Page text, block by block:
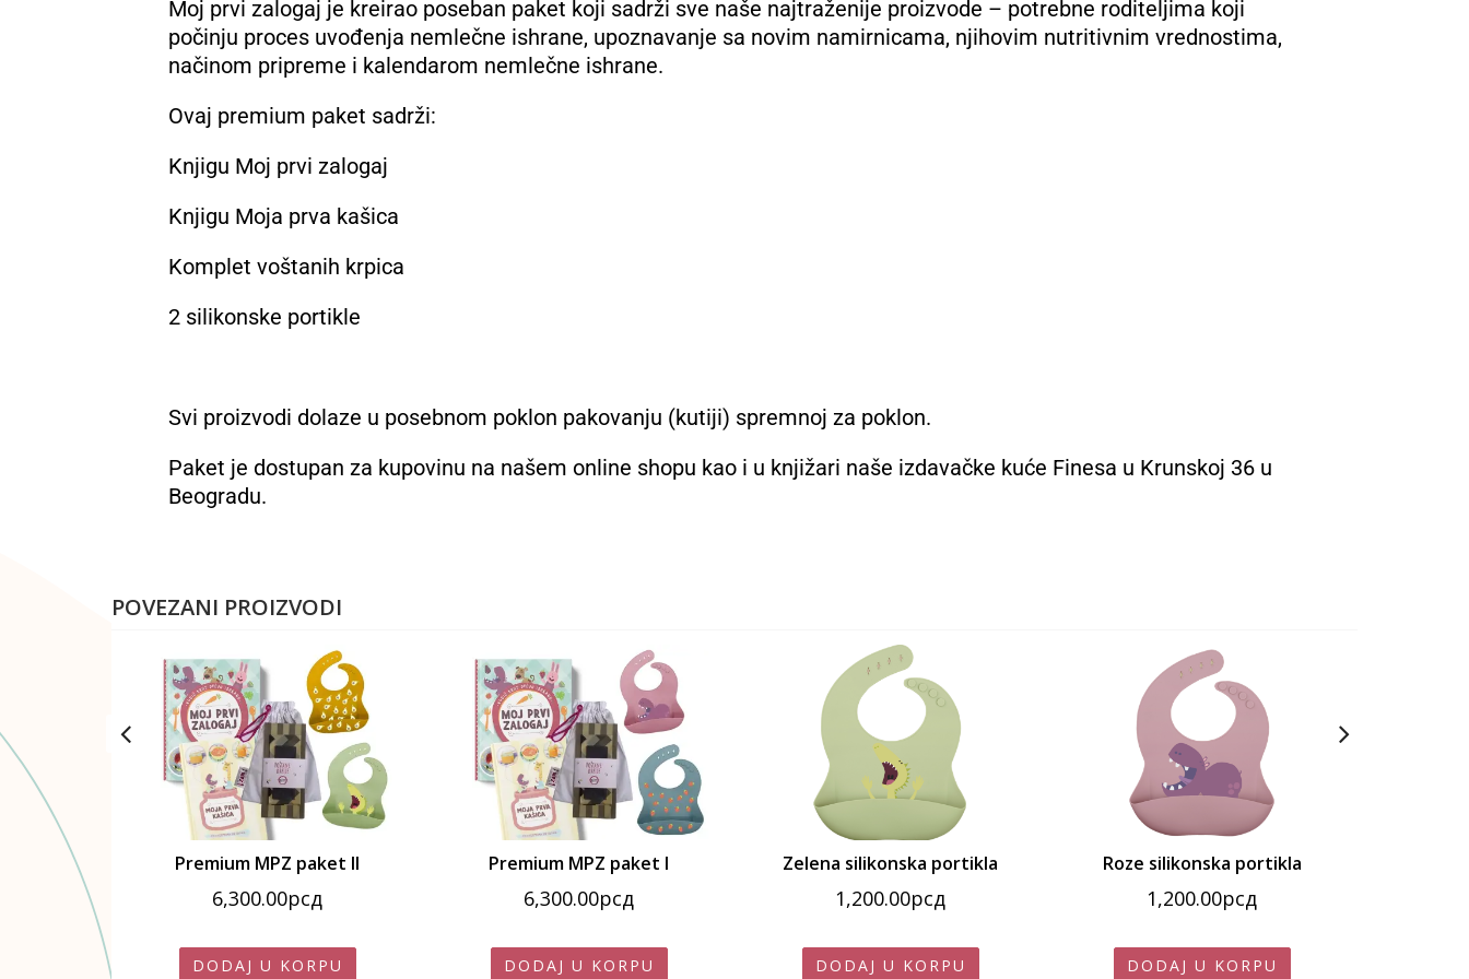
Moj prvi zalogaj je kreirao poseban paket koji sadrži sve naše najtraženije proizvode – potrebne roditeljima koji
počinju proces uvođenja nemlečne ishrane, upoznavanje sa novim namirnicama, njihovim nutritivnim vrednostima,
načinom pripreme i kalendarom nemlečne ishrane.
Ovaj premium paket sadrži:
Knjigu Moj prvi zalogaj
Knjigu Moja prva kašica
Komplet voštanih krpica
2 silikonske portikle
Svi proizvodi dolaze u posebnom poklon pakovanju (kutiji) spremnoj za poklon.
Paket je dostupan za kupovinu na našem online shopu kao i u knjižari naše izdavačke kuće Finesa u Krunskoj 36 u
Beogradu.
POVEZANI PROIZVODI
Trenutna
cena
Premium MPZ paket II
6,300.00рсд
DODAJ U KORPU
Premium MPZ paket I
6,300.00рсд
DODAJ U KORPU
Zelena silikonska portikla
1,200.00рсд
DODAJ U KORPU
Roze silikonska portikla
1,200.00рсд
DODAJ U KORPU